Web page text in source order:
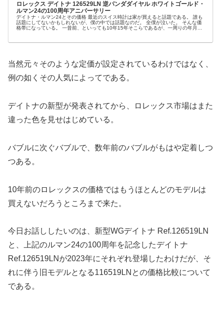
ロレックス デイトナ 126529LN 逆パンダダイヤル ホワイトゴールド・
ルマン24の100周年アニバーサリー
デイトナ・ルマン24とその価格 最近のスイス時計は家が買えると話題である。 誰も
話題にしてないかもしれないが、僕の中では話題なのだ。 全僕が泣いた。 そんな価
格帯になっている。 一昔前、といっても10年15年そこらであるが、一周りの年月で
当然元々そのような定価が設定されているわけではなく、
例の如くその人気によってである。
デイトナの新型が発表されてから、ロレックス市場はまた
違った色を見せはじめている。
バブルに次ぐバブルで、数年前のバブルがもはや定着しつ
つある。
10年前のロレックスの価格ではもうほとんどのモデルは
買えないだろうところまで来た。
今日お話ししたいのは、新型WGデイトナ Ref.126519LN
と、上記のルマン24の100周年を記念したデイトナ
Ref.126519LNが2023年にそれぞれ登場したわけだが、そ
れに伴う旧モデルとなる116519LNとの価格比較について
である。